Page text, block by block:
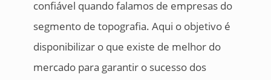
confiável quando falamos de empresas do
segmento de topografia. Aqui o objetivo é
disponibilizar o que existe de melhor do
mercado para garantir o sucesso dos